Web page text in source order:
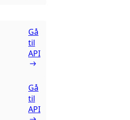
Gå
til
API
Gå
til
API